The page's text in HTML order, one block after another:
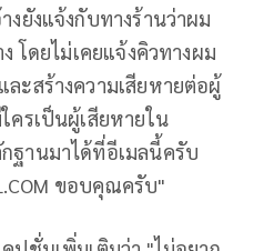
ยังแจ้งกับทางร้านว่าผม
โดยไม่เคยแจ้งคิวทางผม
ละสร้างความเสียหายต่อผู้
ครเป็นผู้เสียหายใน
านมาได้ที่อีเมลนี้ครับ
ขอบคุณครับ"